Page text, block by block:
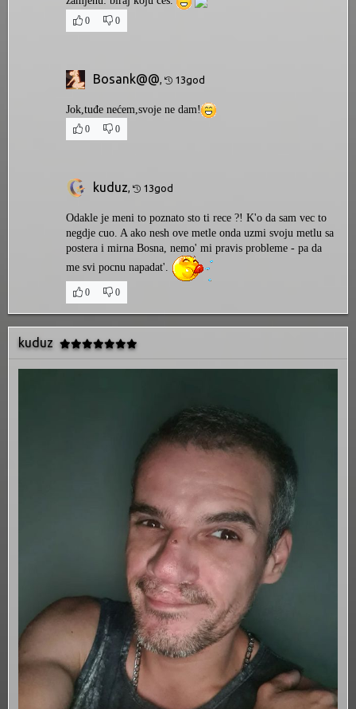
0 0
Bosank@@, 13god
Jok,tuđe nećem,svoje ne dam!
0 0
kuduz, 13god
Odakle je meni to poznato sto ti rece ?! K'o da sam vec to
negdje cuo. A ako nesh ove metle onda uzmi svoju metlu sa
postera i mirna Bosna, nemo' mi pravis probleme - pa da
me svi pocnu napadat'.
0 0
kuduz